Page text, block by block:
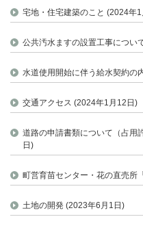
宅地・住宅建築のこと (2024年
公共汚水ますの設置工事につい
水道使用開始に伴う給水契約の
交通アクセス (2024年1月12日)
道路の申請書類について（占用
日)
町営育苗センター・花の直売所
土地の開発 (2023年6月1日)